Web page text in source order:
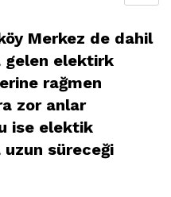
Merkez de dahil
gelen elektirk
rağmen
zor anlar
ise elektik
süreceği